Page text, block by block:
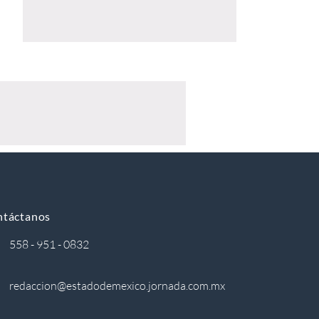
558 - 951 - 0832
redaccion@estadodemexico.jornada.com.mx